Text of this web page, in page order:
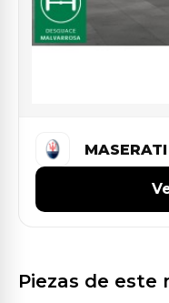
Piezas de este